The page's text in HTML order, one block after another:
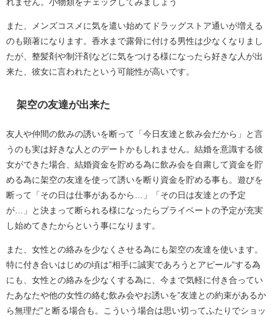
れません。小物類をチェックしてみましょう
また、メンズコスメに気を遣い始めてドラッグストア通いが増える
のも顕著になります。香水まで露骨に付ける男性は少なくなりまし
たが、整髪剤や制汗剤などに気をつける様になったら好きな人が出
来た、彼女に言われたという可能性が高いです。
架空の友達が出来た
友人や仲間の飲みの誘いを断って「今日友達と飲み会だから」と言
うのも実は好きな人とのデートかもしれません。結婚を意識する彼
女ができた場合、結婚資金を貯める為に飲み会を自粛して資金を貯
める為に架空の友達を使って誘いを断り資金を貯める事も。遊びを
断って「その日は仕事があるから…」「その日は友達との予定
が…」と決まって断られる様になったらプライベートの予定が充実
し始めてきたからという事になります。
また、女性との絡みを少なくさせる為にも架空の友達を使います。
特に付き合いはじめの頃は”相手に誠実であろうとアピール”する為
にも、女性との絡みを少なくする為に、今まで気軽に付き合ってい
たあなたや他の女性の絡む飲み会やお誘いを”友達との約束があるか
ら無理だ”と断る場合も。こういう場合は思い切ってふたりでショッ